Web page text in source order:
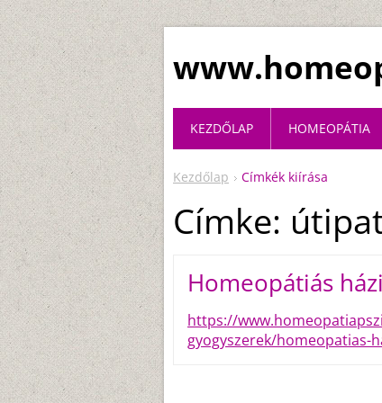
Kezdőlap Címkék kiírása
Címke:
Homeopátiás
https://
gyogyszerek/homeopatias-
KEZDŐLAP HOMEOPÁTIA